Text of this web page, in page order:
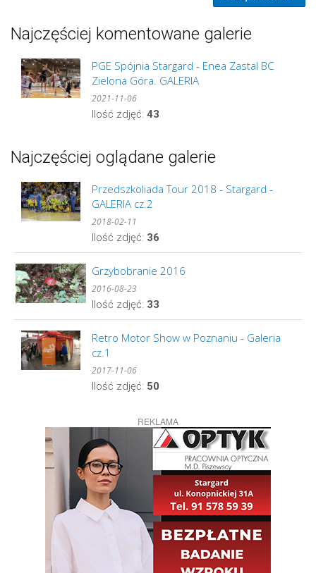
Najczęściej komentowane galerie
PGE Spójnia Stargard - Enea Zastal BC
Zielona Góra. GALERIA
2021-11-06
Ilość zdjęć: 43
Najczęściej oglądane galerie
Przedszkoliada Tour 2018 - Stargard -
GALERIA cz.2
2018-02-11
Ilość zdjęć: 36
Grzybobranie 2016
2016-08-23
Ilość zdjęć: 33
Retro Motor Show w Poznaniu - Galeria
cz.1
2017-11-06
Ilość zdjęć: 50
REKLAMA